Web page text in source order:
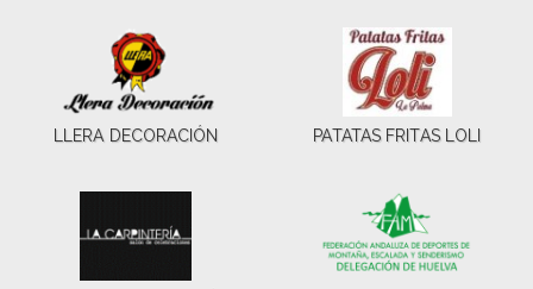
LLERA DECORACIÓN PATATAS FRITAS LOLI